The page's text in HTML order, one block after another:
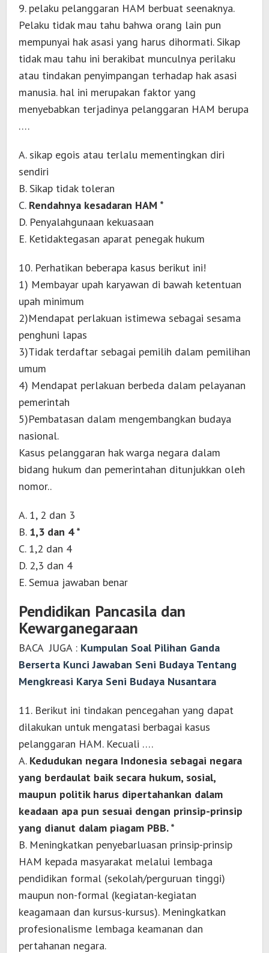
9. pelaku pelanggaran HAM berbuat seenaknya.
Pelaku tidak mau tahu bahwa orang lain pun
mempunyai hak asasi yang harus dihormati. Sikap
tidak mau tahu ini berakibat munculnya perilaku
atau tindakan penyimpangan terhadap hak asasi
manusia. hal ini merupakan faktor yang
menyebabkan terjadinya pelanggaran HAM berupa
….
A. sikap egois atau terlalu mementingkan diri
sendiri
B. Sikap tidak toleran
C. Rendahnya kesadaran HAM *
D. Penyalahgunaan kekuasaan
E. Ketidaktegasan aparat penegak hukum
10. Perhatikan beberapa kasus berikut ini!
1) Membayar upah karyawan di bawah ketentuan
upah minimum
2)Mendapat perlakuan istimewa sebagai sesama
penghuni lapas
3)Tidak terdaftar sebagai pemilih dalam pemilihan
umum
4) Mendapat perlakuan berbeda dalam pelayanan
pemerintah
5)Pembatasan dalam mengembangkan budaya
nasional.
Kasus pelanggaran hak warga negara dalam
bidang hukum dan pemerintahan ditunjukkan oleh
nomor..
A. 1, 2 dan 3
B. 1,3 dan 4 *
C. 1,2 dan 4
D. 2,3 dan 4
E. Semua jawaban benar
Pendidikan Pancasila dan
Kewarganegaraan
BACA JUGA : Kumpulan Soal Pilihan Ganda
Berserta Kunci Jawaban Seni Budaya Tentang
Mengkreasi Karya Seni Budaya Nusantara
11. Berikut ini tindakan pencegahan yang dapat
dilakukan untuk mengatasi berbagai kasus
pelanggaran HAM. Kecuali ….
A. Kedudukan negara Indonesia sebagai negara
yang berdaulat baik secara hukum, sosial,
maupun politik harus dipertahankan dalam
keadaan apa pun sesuai dengan prinsip-prinsip
yang dianut dalam piagam PBB. *
B. Meningkatkan penyebarluasan prinsip-prinsip
HAM kepada masyarakat melalui lembaga
pendidikan formal (sekolah/perguruan tinggi)
maupun non-formal (kegiatan-kegiatan
keagamaan dan kursus-kursus). Meningkatkan
profesionalisme lembaga keamanan dan
pertahanan negara.